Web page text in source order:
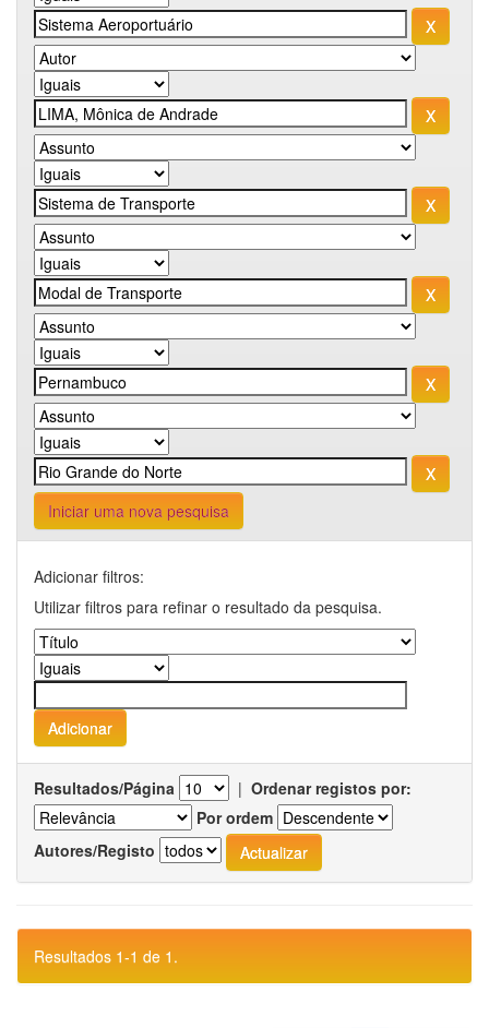
Iniciar uma nova pesquisa
Adicionar filtros:
Utilizar filtros para refinar o resultado da pesquisa.
Resultados/Página | Ordenar registos por:
Por ordem
Autores/Registo
Resultados 1-1 de 1.